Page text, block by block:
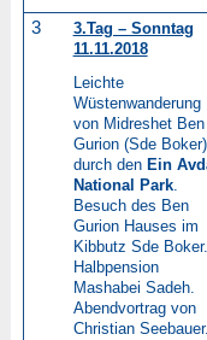
3
3.Tag – Sonntag
11.11.2018
Leichte
Wüstenwanderung
von Midreshet Ben
Gurion (Sde Boker)
durch den Ein
National Park.
Besuch des Ben
Gurion Hauses im
Kibbutz Sde Boker.
Halbpension
Mashabei Sadeh.
Abendvortrag von
Christian Seebauer.